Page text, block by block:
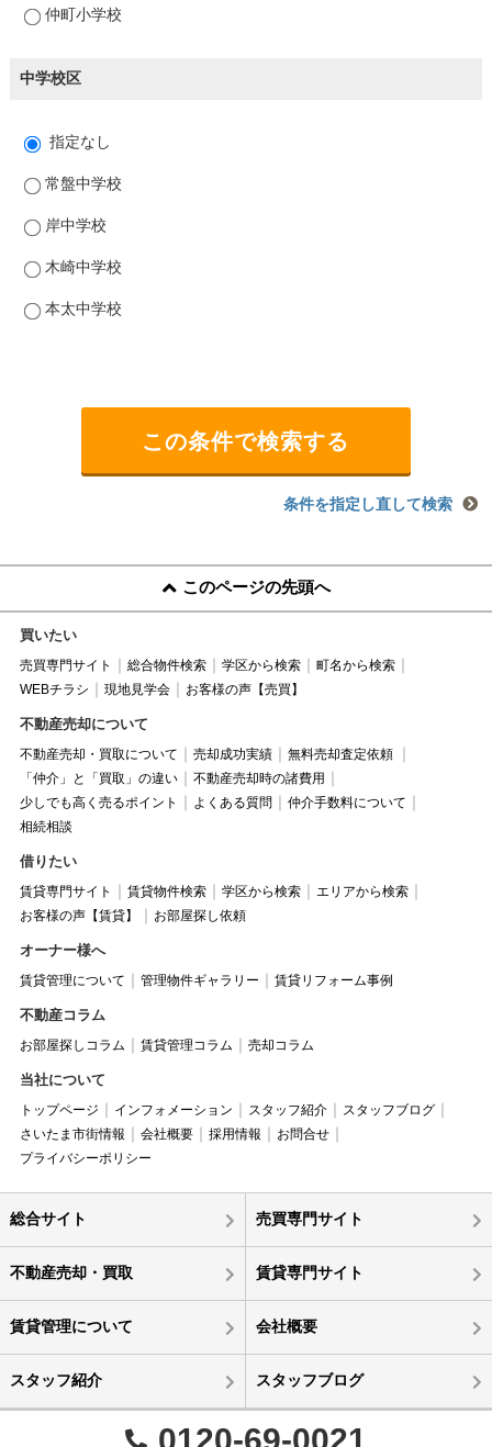
仲町小学校
中学校区
指定なし
常盤中学校
岸中学校
木崎中学校
本太中学校
条件を指定し直して検索
このページの先頭へ
買いたい
売買専門サイト 総合物件検索 学区から検索
町名から検索
WEBチラシ
現地見学会 お客様の声【売買】
不動産売却について
不動産売却・買取について 売却成功実績
無料売却査定依頼
「仲介」と「買取」の違い
不動産売却時の諸費用
少しでも高く売るポイント
よくある質問
仲介手数料について
相続相談
借りたい
賃貸専門サイト 賃貸物件検索 学区から検索
エリアから検索
お客様の声【賃貸】
お部屋探し依頼
オーナー様へ
賃貸管理について 管理物件ギャラリー 賃貸リフォーム事例
不動産コラム
お部屋探しコラム 賃貸管理コラム 売却コラム
当社について
トップページ インフォメーション スタッフ紹介
スタッフブログ
さいたま市街情報
会社概要 採用情報
お問合せ
プライバシーポリシー
総合サイト 売買専門サイト
不動産売却・買取 賃貸専門サイト
賃貸管理について 会社概要
スタッフ紹介 スタッフブログ
0120-69-0021